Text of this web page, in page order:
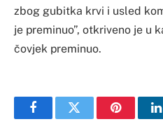
zbog gubitka krvi i usled
je preminuo”, otkriveno je u
čovjek preminuo.
FacebookTwitter Pinterest